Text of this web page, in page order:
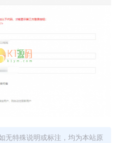
无特殊说明或标注，均为本站原